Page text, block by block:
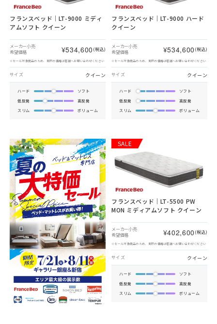
フランスベッド｜LT-9000 ミディ
アムソフト クイーン
メーカー小売
希望価格
¥534,600 (税込)
※セール対象商品のため、実際の価格は店舗へお問い合わせください
サイズ クイーン
ハード
ソフト
低反発
高反発
スリム
ボリューム
フランスベッド｜LT-9000 ハード
クイーン
メーカー小売
希望価格
¥534,600 (税込)
※セール対象商品のため、実際の価格は店舗へお問い合わせください
サイズ クイーン
ハード
ソフト
低反発
高反発
スリム
ボリューム
SALE
フランスベッド｜LT-5500 PW
MON ミディアムソフト クイーン
メーカー小売
希望価格
¥402,600 (税込)
※セール対象商品のため、実際の価格は店舗へお問い合わせください
サイズ クイーン
ハード
ソフト
低反発
高反発
スリム
ボリューム